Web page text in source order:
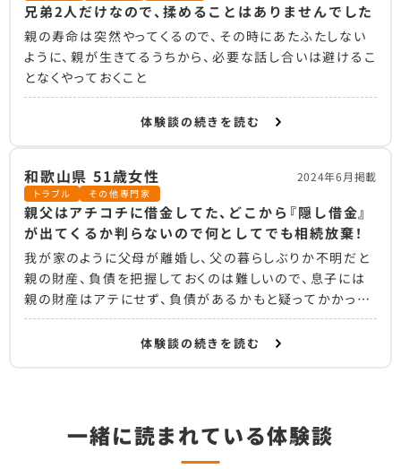
兄弟2人だけなので、揉めることはありませんでした
親の寿命は突然やってくるので、その時にあたふたしない
ように、親が生きてるうちから、必要な話し合いは避けるこ
となくやっておくこと
体験談の続きを読む
和歌山県 51歳女性 2024年6月掲載
トラブル その他専門家
親父はアチコチに借金してた、どこから『隠し借金』
が出てくるか判らないので何としてでも相続放棄！
我が家のように父母が離婚し、父の暮らしぶりか不明だと
親の財産、負債を把握しておくのは難しいので、息子には
親の財産はアテにせず、負債があるかもと疑ってかかって
欲しい
体験談の続きを読む
一緒に読まれている体験談